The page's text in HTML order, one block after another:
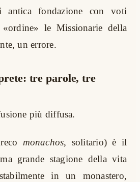
fondazione con voti
«ordine» le Missionarie della
un errore.
tre parole, tre
più diffusa.
monachos, solitario) è il
grande stagione della vita
in un monastero,